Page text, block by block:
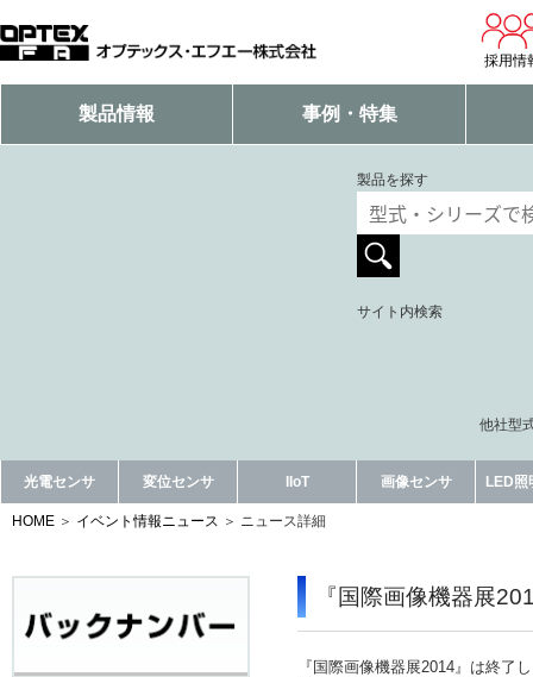
採用情
製品情報 事例・特集
製品を探す
サイト内検索
他社型
光電センサ 変位センサ IIoT 画像センサ LED照
HOME イベント情報ニュース ニュース詳細
『国際画像機器展
『国際画像機器展2014』は終了